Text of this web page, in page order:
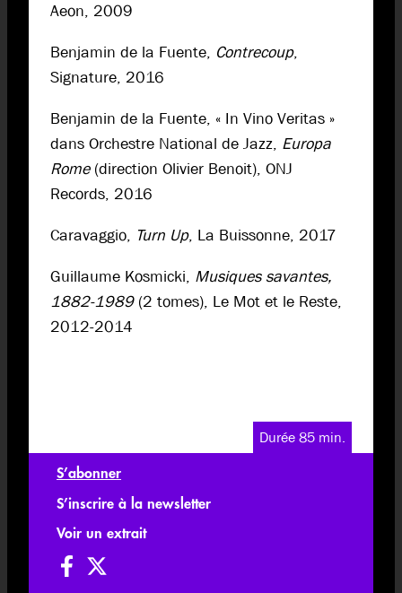
Aeon, 2009
Benjamin de la Fuente, Contrecoup,
Signature, 2016
Benjamin de la Fuente, « In Vino Veritas »
dans Orchestre National de Jazz, Europa
Rome(direction Olivier Benoit), ONJ
Records, 2016
Caravaggio, Turn Up, La Buissonne, 2017
Guillaume Kosmicki, Musiques savantes,
1882-1989(2 tomes), Le Mot et le Reste,
2012-2014
Durée 85 min.
S’abonner
S’inscrire à la newsletter
Voir un extrait